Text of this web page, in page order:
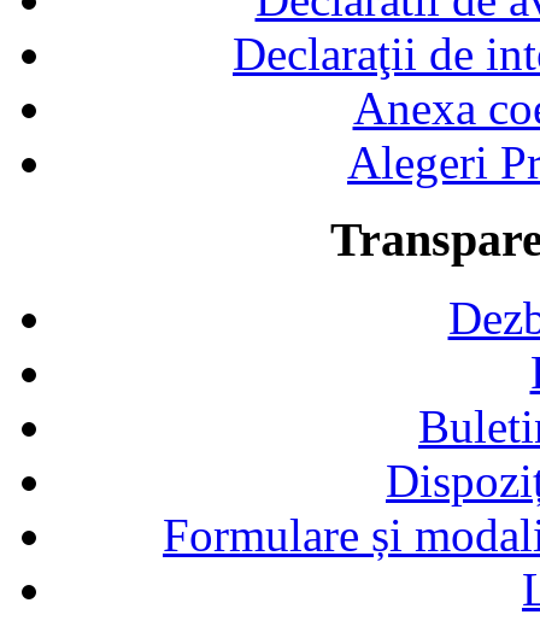
Declaraţii de
Anexa
Alegeri
Formulare și